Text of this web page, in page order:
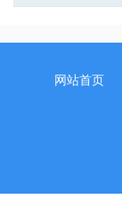
网站首页